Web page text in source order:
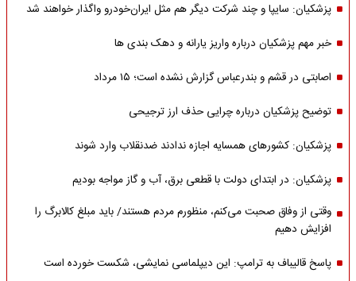
پزشکیان: سایپا و چند شرکت دیگر هم مثل ایران‌خودرو واگذار خواهند شد
خبر مهم پزشکیان درباره واریز یارانه و دهک بندی ها
اصابتی در قشم و بندرعباس گزارش نشده است؛ ۱۵ مرداد
توضیح پزشکیان درباره چرایی حذف ارز ترجیحی
پزشکیان: کشورهای همسایه اجازه ندادند ضدنقلاب وارد شوند
پزشکیان: در ابتدای دولت با قطعی برق، آب و گاز مواجه بودیم
وقتی از وفاق صحبت می‌کنم، منظورم مردم هستند/ باید مبلغ کالابرگ را
افزایش دهیم
پاسخ قالیباف به ترامپ: این دیپلماسی نمایشی، شکست خورده است